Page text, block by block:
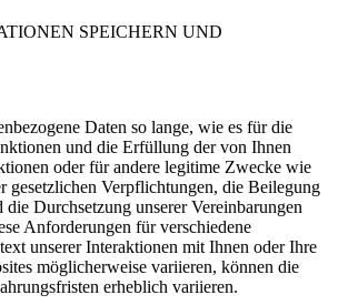
SPEICHERN UND
Daten so lange, wie es für die
und die Erfüllung der von Ihnen
oder für andere legitime Zwecke wie
gesetzlichen Verpflichtungen, die Beilegung
Durchsetzung unserer Vereinbarungen
Anforderungen für verschiedene
unserer Interaktionen mit Ihnen oder Ihre
möglicherweise variieren, können die
erheblich variieren.